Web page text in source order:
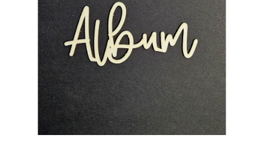
MOJE OBJEDNÁVKA
ZNAČKY
Doprava Kontakty Moje objednávka
Oblíbené ♥️
Hodnocení obchodu
Obchodní podmínky
Podmínky ochrany osobních údajů
Ověřování recenzí
Jak nakupovat